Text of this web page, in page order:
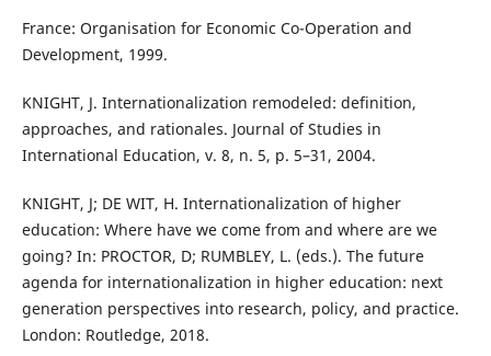
France: Organisation for Economic Co-Operation and
Development, 1999.
KNIGHT, J. Internationalization remodeled: definition,
approaches, and rationales. Journal of Studies in
International Education, v. 8, n. 5, p. 5–31, 2004.
KNIGHT, J; DE WIT, H. Internationalization of higher
education: Where have we come from and where are we
going? In: PROCTOR, D; RUMBLEY, L. (eds.). The future
agenda for internationalization in higher education: next
generation perspectives into research, policy, and practice.
London: Routledge, 2018.